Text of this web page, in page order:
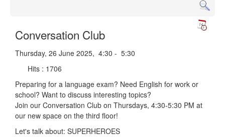
Conversation Club
Thursday, 26 June 2025, 4:30 - 5:30
Hits : 1706
Preparing for a language exam? Need English for work or
school? Want to discuss interesting topics?
Join our Conversation Club on Thursdays, 4:30-5:30 PM at
our new space on the third floor!
Let's talk about: SUPERHEROES